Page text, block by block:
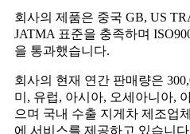
회사의 제품은 중국 GB, US
JATMA 표준을 충족하며
을 통과했습니다.
회사의 현재 연간 판매량은
미, 유럽, 아시아, 오세아니아,
으며 국내 수출 지게차 제조업
에 서비스를 제공하고 있습니